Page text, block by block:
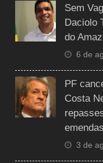
Sem
Daciolo
do
6 de
PF
Costa
emendas
3 de